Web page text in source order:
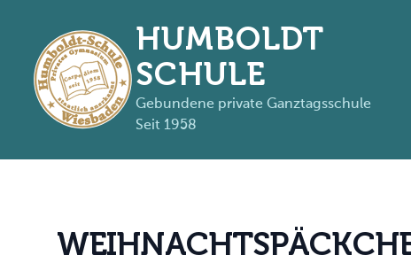
HUMBOLDT
SCHULE
Gebundene private Ganztagsschule
Seit 1958
WEIHNACHTSPÄCKCH